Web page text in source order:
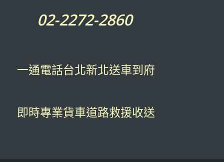
02-2272-2860
一通電話台北新北送車到府
即時專業貨車道路救援收送